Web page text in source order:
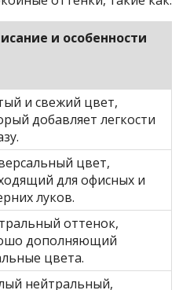
и особенности
и свежий цвет,
добавляет легкости
цвет,
для офисных и
луков.
оттенок,
дополняющий
цвета.
нейтральный,